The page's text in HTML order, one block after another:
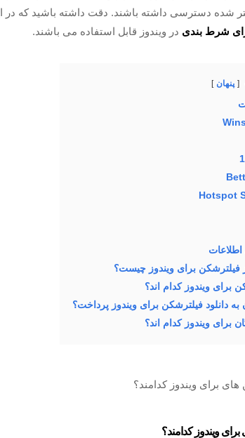
شده دسترسی داشته باشند. دقت داشته باشید که در
شرط بندی در ویندوز قابل استفاده می باشند.
پنهان
فیلترشکن برای ویندوز چیست؟
برای ویندوز کدام اند؟
دانلود فیلترشکن برای ویندوز پرداخت؟
برای ویندوز کدام اند؟
ویندوز کدامند؟